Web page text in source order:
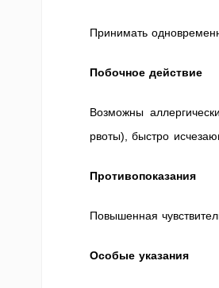
Принимать
Побочное действие
Возможны
рвоты), быстро
Противопоказания
Повышенная
Особые указания